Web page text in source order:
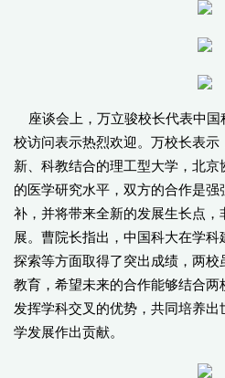
座谈会上，万立骏校长代表中国
校访问表示热烈欢迎。万校长表示
新、科教结合的理工型大学，北
的医学研究水平，双方的合作是
补，并将带来全新的发展生长点
展。曹院长指出，中国科大在学科
探索等方面取得了突出成绩，两
教育，希望未来的合作能够结合两
发挥学科交叉的优势，共同培养
学发展作出贡献。